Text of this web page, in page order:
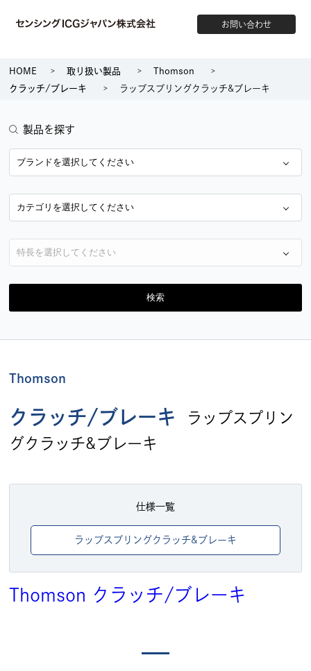
お問い合わせ
HOME 取り扱い製品
Thomson
クラッチ/ブレーキ
ラップスプリングクラッチ&ブレーキ
製品を探す
Thomson
クラッチ/ブレーキ
ラップスプリン
グクラッチ&ブレーキ
仕様一覧
ラップスプリングクラッチ&ブレーキ
Thomson クラッチ/ブレーキ